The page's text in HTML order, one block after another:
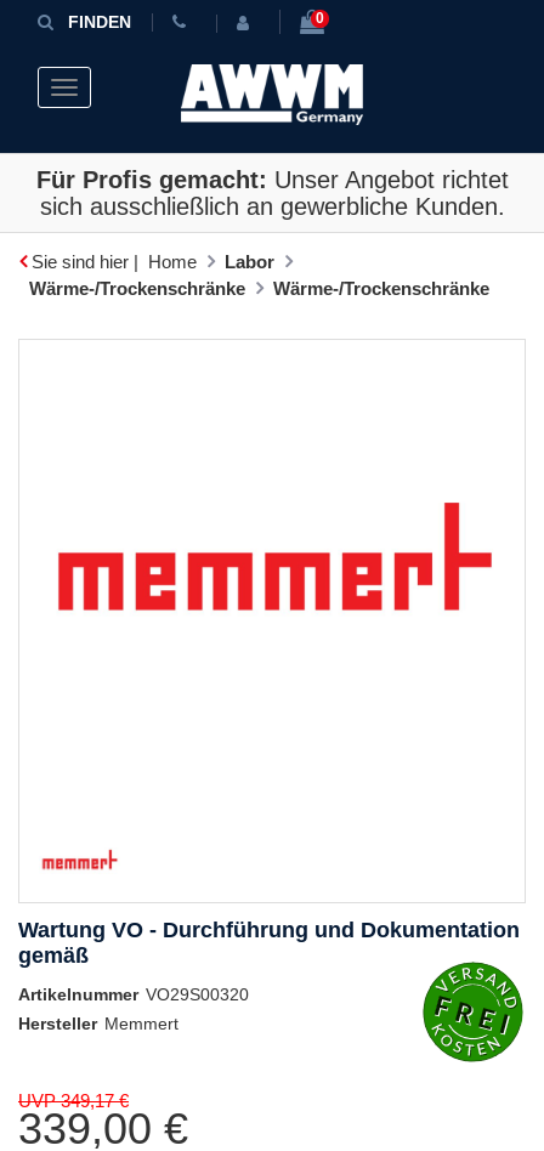
FINDEN 0
Toggle navigation
Für Profis gemacht: Unser Angebot richtet
sich ausschließlich an gewerbliche Kunden.
Sie sind hier | Home
Labor
Wärme-/Trockenschränke
Wärme-/Trockenschränke
Wartung VO - Durchführung und Dokumentation
gemäß
Artikelnummer VO29S00320
Hersteller Memmert
UVP 349,17 €
339,00 €